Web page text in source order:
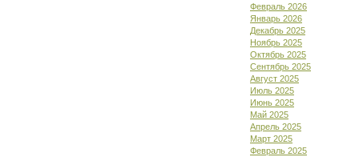
Февраль 2026
Январь 2026
Декабрь 2025
Ноябрь 2025
Октябрь 2025
Сентябрь 2025
Август 2025
Июль 2025
Июнь 2025
Май 2025
Апрель 2025
Март 2025
Февраль 2025